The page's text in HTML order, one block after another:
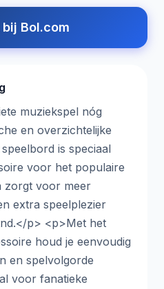
Bol.com
muziekspel nóg
en overzichtelijke
is speciaal
voor het populaire
zorgt voor meer
extra speelplezier
p> <p>Met het
houd je eenvoudig
en spelvolgorde
voor fanatieke